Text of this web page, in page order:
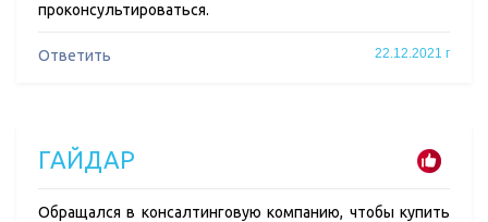
проконсультироваться.
Ответить 22.12.2021 г
ГАЙДАР
Обращался в консалтинговую компанию, чтобы купить